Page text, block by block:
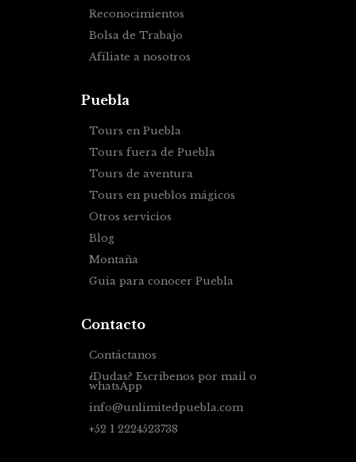
Reconocimientos
Bolsa de Trabajo
Afíliate a nosotros
Puebla
Tours en Puebla
Tours fuera de Puebla
Tours de aventura
Tours en pueblos mágicos
Otros servicios
Blog
Montaña
Guia para conocer Puebla
Contacto
Contáctanos
¿Dudas? Escribenos por mail o
whatsApp
info@unlimitedpuebla.com
+52 1 2224523738